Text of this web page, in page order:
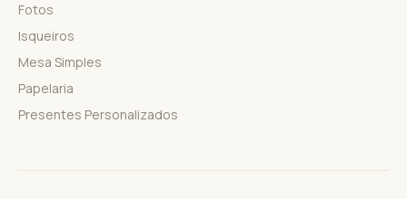
Fotos
Isqueiros
Mesa Simples
Papelaria
Presentes Personalizados